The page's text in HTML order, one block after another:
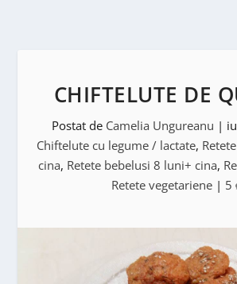
CHIFTELUTE DE
Postat de Camelia Ungureanu |
Chiftelute cu legume / lactate,
cina, Retete bebelusi 8 luni+ cina,
Retete vegetariene | 5